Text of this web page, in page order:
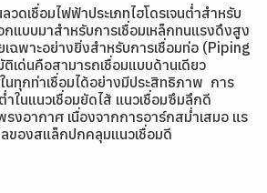
วดเชื่อมไฟฟ้าประเภทไฮโดรเจนต่ำสำหรับ
แบบมาสำหรับการเชื่อมเหล็กทนแรงดึงสูง
ฉพาะอย่างยิ่งสำหรับการเชื่อมท่อ (Piping
ด่นคือสามารถเชื่อมแบบด้านเดียว
ทุกท่าเชื่อมได้อย่างมีประสิทธิภาพ การ
ำในแนวเชื่อมยัดไส้ แนวเชื่อมซึมลึกดี
งอากาศ เนื่องจากการอาร์กสม่ำเสมอ แร
ของสแล็กปกคลุมแนวเชื่อมดี